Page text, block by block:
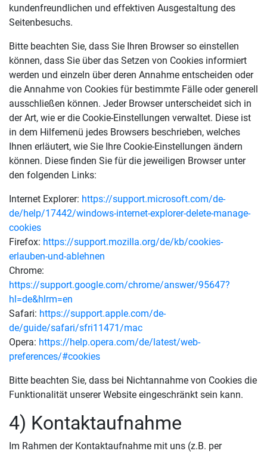
kundenfreundlichen und effektiven Ausgestaltung des
Seitenbesuchs.
Bitte beachten Sie, dass Sie Ihren Browser so einstellen
können, dass Sie über das Setzen von Cookies informiert
werden und einzeln über deren Annahme entscheiden oder
die Annahme von Cookies für bestimmte Fälle oder generell
ausschließen können. Jeder Browser unterscheidet sich in
der Art, wie er die Cookie-Einstellungen verwaltet. Diese ist
in dem Hilfemenü jedes Browsers beschrieben, welches
Ihnen erläutert, wie Sie Ihre Cookie-Einstellungen ändern
können. Diese finden Sie für die jeweiligen Browser unter
den folgenden Links:
Internet Explorer: https://support.microsoft.com/de-
de/help/17442/windows-internet-explorer-delete-manage-
cookies
Firefox: https://support.mozilla.org/de/kb/cookies-
erlauben-und-ablehnen
Chrome:
https://support.google.com/chrome/answer/95647?
hl=de&hlrm=en
Safari: https://support.apple.com/de-
de/guide/safari/sfri11471/mac
Opera: https://help.opera.com/de/latest/web-
preferences/#cookies
Bitte beachten Sie, dass bei Nichtannahme von Cookies die
Funktionalität unserer Website eingeschränkt sein kann.
4) Kontaktaufnahme
Im Rahmen der Kontaktaufnahme mit uns (z.B. per